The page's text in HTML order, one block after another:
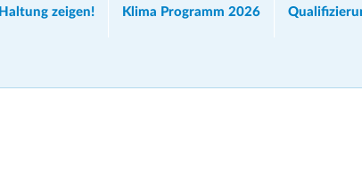
Haltung zeigen! Klima Programm 2026